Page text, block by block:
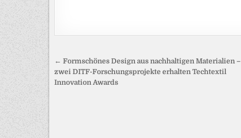
Beitragsnavigation
← Formschönes Design aus nachhaltigen Materialien –
zwei DITF-Forschungsprojekte erhalten Techtextil
Innovation Awards